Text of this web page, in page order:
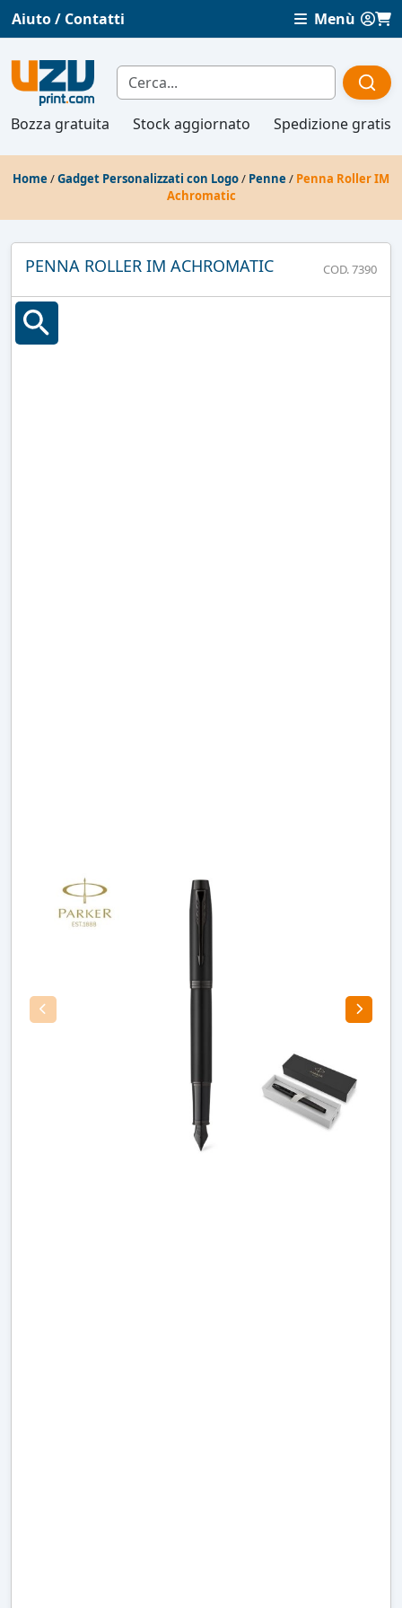
Aiuto / Contatti Menù
Bozza gratuita Stock aggiornato Spedizione gratis
Home /Gadget Personalizzati con Logo/ Penne / Penna Roller IM
Achromatic
PENNA ROLLER IM ACHROMATIC COD. 7390